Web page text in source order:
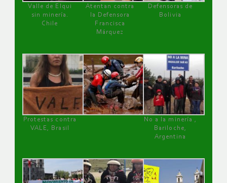
Valle de Elqui
sin minería.
Chile
Atentan contra
la Defensora
Francisca
Márquez
Defensoras de
Bolivia
Protestas contra
VALE, Brasil
No a la minería ,
Bariloche,
Argentina